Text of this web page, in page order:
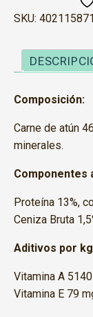
156gr
cantidad
SKU:
Composición:
Carne de atún
minerales.
Componentes
Proteína 13%,
Ceniza Bruta
Aditivos por
Vitamina A
Vitamina E 79